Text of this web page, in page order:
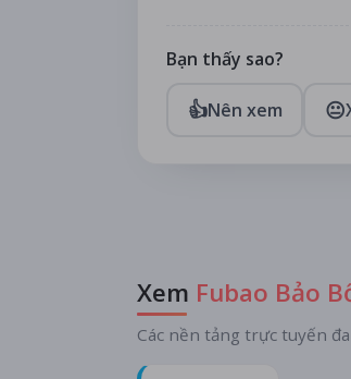
Bạn thấy sao?
👍Nên xem 😐
Xem Fubao Bảo
Các nền tảng trực tuyến